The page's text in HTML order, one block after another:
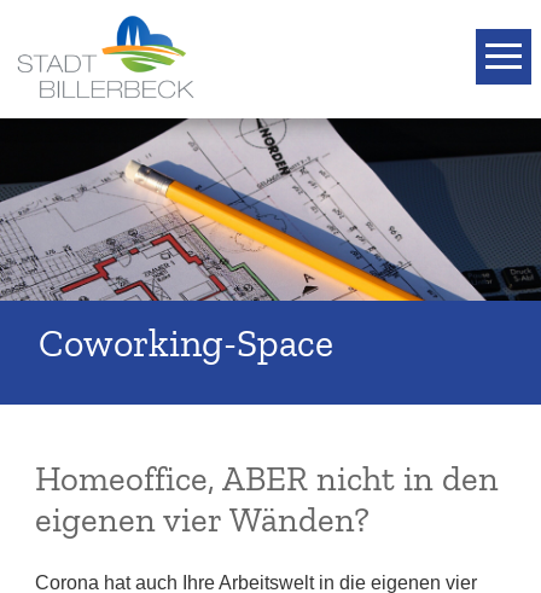
Coworking-Space
Homeoffice, ABER nicht in den
eigenen vier Wänden?
Corona hat auch Ihre Arbeitswelt in die eigenen vier